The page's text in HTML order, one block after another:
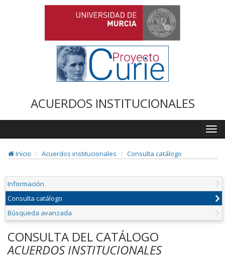
ACUERDOS INSTITUCIONALES
Inicio
Acuerdos institucionales Consulta catálogo
Información
Consulta catálogo
Búsqueda avanzada
CONSULTA DEL CATÁLOGO
ACUERDOS INSTITUCIONALES